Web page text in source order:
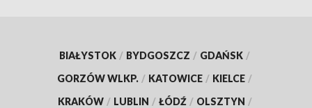
BIAŁYSTOK / BYDGOSZCZ / GDAŃSK /
GORZÓW WLKP. / KATOWICE / KIELCE /
KRAKÓW / LUBLIN / ŁÓDŹ / OLSZTYN /